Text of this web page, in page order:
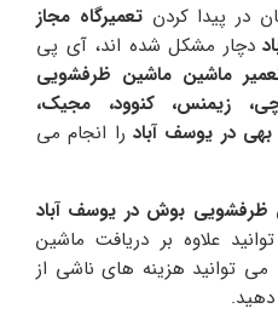
در پیدا کردنتعمیرگاه مجاز
دچار مشکل شده اند، آی پی
ماشین ماشین ظرفشویی
زیمنس، کنوود، مجیک،
بهی در یوسف آباد را انجام می
ظرفشویی بوش در یوسف آباد
علاوه بر دریافت ماشین
می توانید هزینه های ناشی از